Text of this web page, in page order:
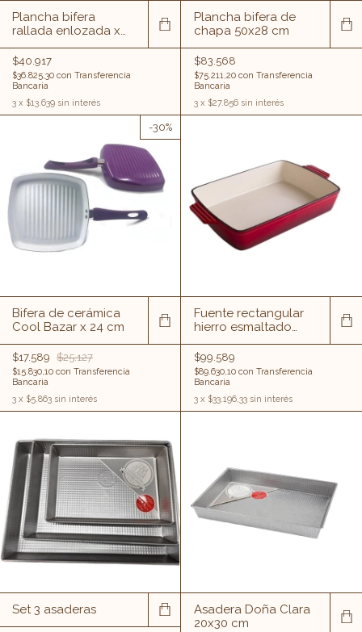
Plancha bifera
rallada enlozada x
$40.917
$36.825,30 con Transferencia
Bancaria
3 x $13.639 sin interés
Plancha bifera de
chapa 50x28 cm
$83.568
$75.211,20 con Transferencia
Bancaria
3 x $27.856 sin interés
-30%
Bifera de cerámica
Cool Bazar x 24 cm
$17.589 $25.127
$15.830,10 con Transferencia
Bancaria
3 x $5.863 sin interés
Fuente rectangular
hierro esmaltado
$99.589
$89.630,10 con Transferencia
Bancaria
3 x $33.196,33 sin interés
Set 3 asaderas
Asadera Doña Clara
20x30 cm